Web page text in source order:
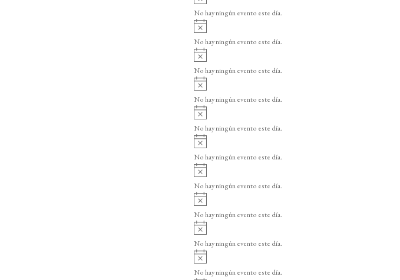
o
v
i
o
No hay ningún evento este día.
A
v
i
o
No hay ningún evento este día.
v
i
o
No hay ningún evento este día.
v
i
o
No hay ningún evento este día.
v
i
o
No hay ningún evento este día.
v
i
o
No hay ningún evento este día.
v
i
o
No hay ningún evento este día.
v
i
o
No hay ningún evento este día.
v
i
o
No hay ningún evento este día.
v
i
No hay ningún evento este día.